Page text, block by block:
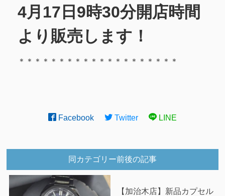
4月17日9時30分開店時間
より販売します！
＊＊＊＊＊＊＊＊＊＊＊＊＊＊＊＊＊＊＊＊
Facebook Twitter LINE
同カテゴリー前後の記事
【加治木店】新品カプセル